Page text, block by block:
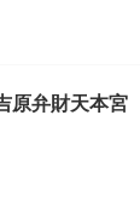
原弁財天本宮